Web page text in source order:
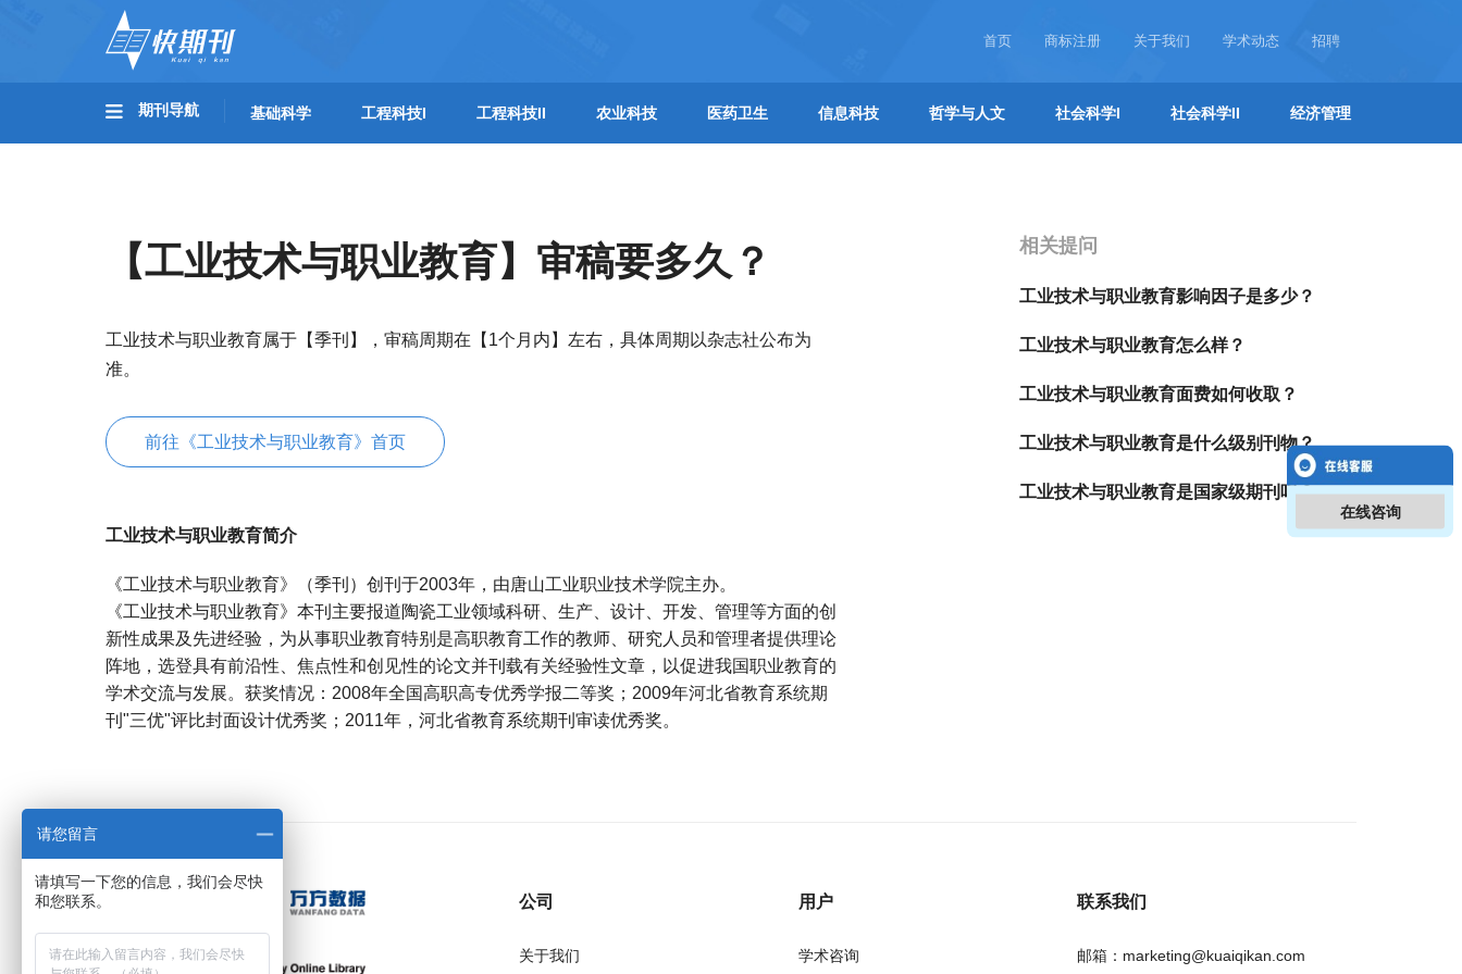
首页 商标注册 关于我们 学术动态 招聘
期刊导航 基础科学 工程科技I 工程科技II 农业科技 医药卫生 信息科技 哲学与人文 社会科学I 社会科学II 经济管理
【工业技术与职业教育】审稿要多久？
工业技术与职业教育属于【季刊】，审稿周期在【1个月内】左右，具体周期以杂志社公布为
准。
前往《工业技术与职业教育》首页
工业技术与职业教育简介
《工业技术与职业教育》（季刊）创刊于2003年，由唐山工业职业技术学院主办。
《工业技术与职业教育》本刊主要报道陶瓷工业领域科研、生产、设计、开发、管理等方面的创
新性成果及先进经验，为从事职业教育特别是高职教育工作的教师、研究人员和管理者提供理论
阵地，选登具有前沿性、焦点性和创见性的论文并刊载有关经验性文章，以促进我国职业教育的
学术交流与发展。获奖情况：2008年全国高职高专优秀学报二等奖；2009年河北省教育系统期
刊"三优"评比封面设计优秀奖；2011年，河北省教育系统期刊审读优秀奖。
相关提问
工业技术与职业教育影响因子是多少？
工业技术与职业教育怎么样？
工业技术与职业教育面费如何收取？
工业技术与职业教育是什么级别刊物？
工业技术与职业教育是国家级期刊吗？
公司
关于我们
用户
学术咨询
联系我们
邮箱：marketing@kuaiqikan.com
在线咨询
请您留言
请填写一下您的信息，我们会尽快
和您联系。